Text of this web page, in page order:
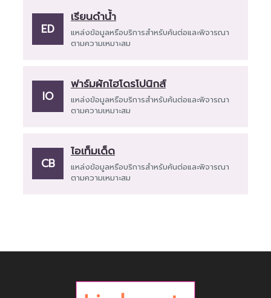
ED
เรียนดำน้ำ
แหล่งข้อมูลหรือบริการสำหรับค้นต่อและพิจารณา
ตามความเหมาะสม
IO
ฟาร์มผักไฮโดรโปนิกส์
แหล่งข้อมูลหรือบริการสำหรับค้นต่อและพิจารณา
ตามความเหมาะสม
CB
ไอเท็มเด็ด
แหล่งข้อมูลหรือบริการสำหรับค้นต่อและพิจารณา
ตามความเหมาะสม